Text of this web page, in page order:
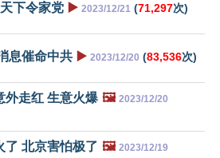
下令家党 ▶️ 2023/12/21 (71,297次)
息催命中共 ▶️ 2023/12/20 (83,536次)
外走红 生意火爆 🖼️ 2023/12/20
了 北京害怕极了 🖼️ 2023/12/19